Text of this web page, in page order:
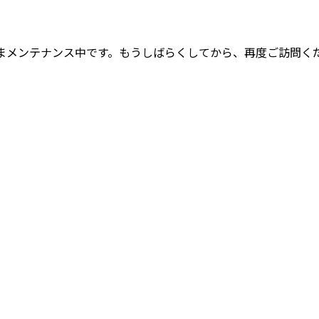
メンテナンス中です。もうしばらくしてから、再度ご訪問く